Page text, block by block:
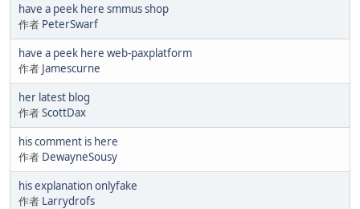
have a peek here smmus shop
作者 PeterSwarf
have a peek here web-paxplatform
作者 Jamescurne
her latest blog
作者ScottDax
his comment is here
作者 DewayneSousy
his explanation onlyfake
作者 Larrydrofs